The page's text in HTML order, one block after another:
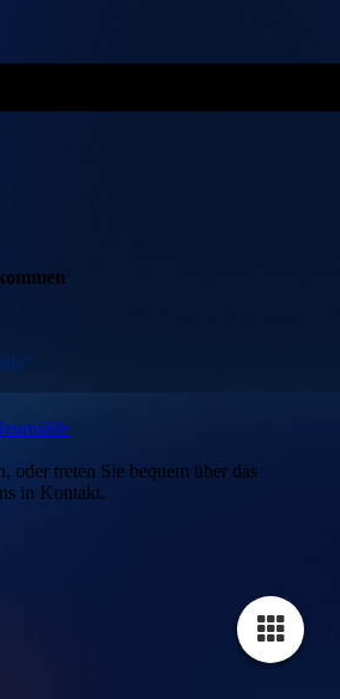
oder treten Sie bequem über das
in Kontakt.